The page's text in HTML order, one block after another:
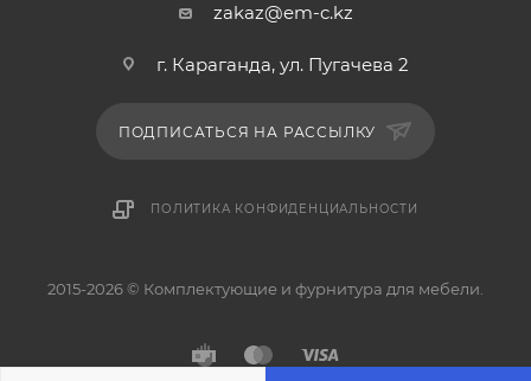
zakaz@em-c.kz
г. Караганда, ул. Пугачева 2
ПОДПИСАТЬСЯ НА РАССЫЛКУ
ПОЛИТИКА КОНФИДЕНЦИАЛЬНОСТИ
2015-2026 © Комплектующие и фурнитура для мебели.